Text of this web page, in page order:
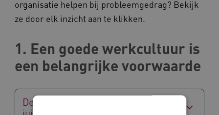
organisatie helpen bij probleemgedrag? Bekijk
ze door elk inzicht aan te klikken.
1. Een goede werkcultuur is
een belangrijke voorwaarde
De focus op probleemgedrag, is